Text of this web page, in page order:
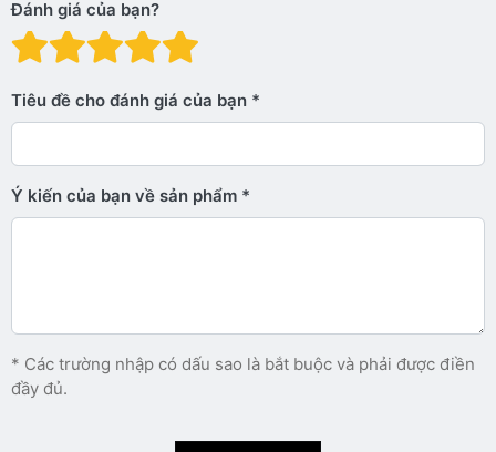
Đánh giá của bạn?
Đánh giá: 4 trên 5
Đánh giá: 3 trên 5 sao.
Đánh giá: 2 trên 5 sao.
Đánh giá: 1 trên 5 sao. Xấu
Tiêu đề cho đánh giá của bạn
Ý kiến ​​của bạn về sản phẩm
* Các trường nhập có dấu sao là bắt buộc và phải được điền
đầy đủ.